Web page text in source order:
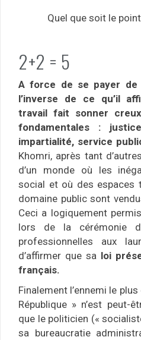
Quel que soit le
2+2 = 5
A force de se payer
l’inverse de ce qu’il
travail fait sonner
fondamentales :
impartialité, service
Khomri, après tant
d’un monde où les
social et où des espaces
domaine public sont
Ceci a logiquement
lors de la cérémonie
professionnelles aux
d’affirmer que sa loi
français.
Finalement l’ennemi le
République » n’est peut-
que le politicien («
sa bureaucratie